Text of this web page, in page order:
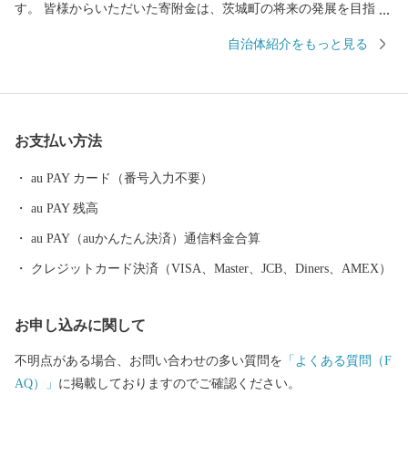
す。 皆様からいただいた寄附金は、茨城町の将来の発展を目指
る「美しい自然を守る」ことやその原動力となる「ひとづくり」
自治体紹介をもっと見る
お支払い方法
au PAY カード（番号入力不要）
au PAY 残高
au PAY（auかんたん決済）通信料金合算
クレジットカード決済（VISA、Master、JCB、Diners、AMEX）
お申し込みに関して
不明点がある場合、お問い合わせの多い質問を 「よくある質問（F
AQ）」 に掲載しておりますのでご確認ください。